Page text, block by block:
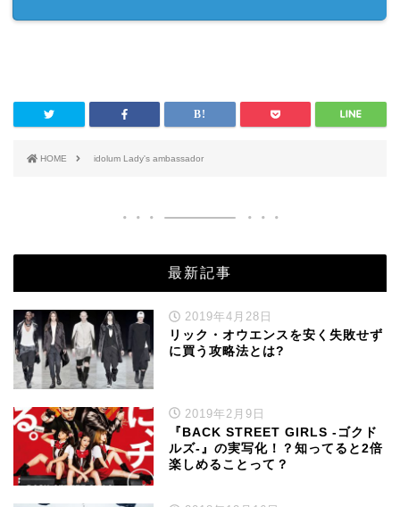
HOME idolum Lady's ambassador
最新記事
2019年4月28日
リック・オウエンスを安く失敗せず
に買う攻略法とは?
2019年2月9日
『BACK STREET GIRLS -ゴクド
ルズ-』の実写化！？知ってると2倍
楽しめることって？